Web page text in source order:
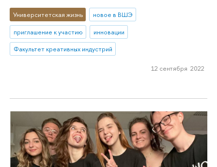
Университетская жизнь
новое в ВШЭ
приглашение к участию
инновации
Факультет креативных индустрий
12 сентября 2022